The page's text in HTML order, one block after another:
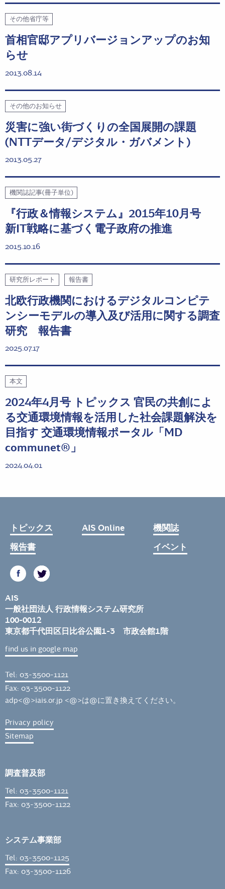
その他省庁等
首相官邸アプリバージョンアップのお知
らせ
2013.08.14
その他のお知らせ
災害に強い街づくりの全国展開の課題
(NTTデータ/デジタル・ガバメント)
2013.05.27
機関誌記事(冊子単位)
『行政＆情報システム』2015年10月号
新IT戦略に基づく電子政府の推進
2015.10.16
研究所レポート 報告書
北欧行政機関におけるデジタルコンピテ
ンシーモデルの導入及び活用に関する調査
研究 報告書
2025.07.17
本文
2024年4月号 トピックス 官民の共創によ
る交通環境情報を活用した社会課題解決を
目指す 交通環境情報ポータル「MD
communet®」
2024.04.01
トピックス AIS Online
機関誌
報告書
イベント
AIS
一般社団法人 行政情報システム研究所
100-0012
東京都千代田区日比谷公園1-3 市政会館1階
find us in google map
Tel: 03-3500-1121
Fax: 03-3500-1122
adp<@>iais.or.jp <@>は@に置き換えてください。
Privacy policy
Sitemap
調査普及部
Tel: 03-3500-1121
Fax: 03-3500-1122
システム事業部
Tel: 03-3500-1125
Fax: 03-3500-1126